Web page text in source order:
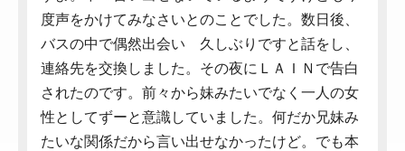
度声をかけてみなさいとのことでした。数日後、
バスの中で偶然出会い 久しぶりですと話をし、
連絡先を交換しました。その夜にＬＡＩＮで告白
されたのです。前々から妹みたいでなく一人の女
性としてずーと意識していました。何だか兄妹み
たいな関係だから言い出せなかったけど。でも本